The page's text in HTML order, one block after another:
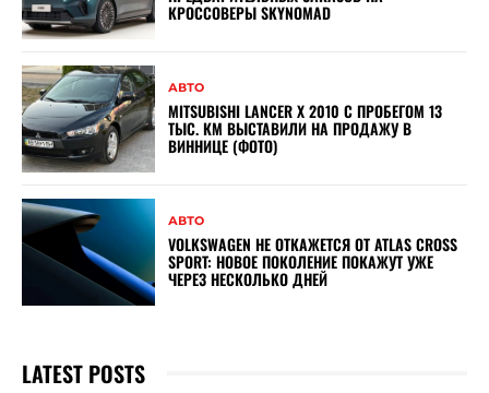
КРОССОВЕРЫ SKYNOMAD
АВТО
MITSUBISHI LANCER X 2010 С ПРОБЕГОМ 13
ТЫС. КМ ВЫСТАВИЛИ НА ПРОДАЖУ В
ВИННИЦЕ (ФОТО)
АВТО
VOLKSWAGEN НЕ ОТКАЖЕТСЯ ОТ ATLAS CROSS
SPORT: НОВОЕ ПОКОЛЕНИЕ ПОКАЖУТ УЖЕ
ЧЕРЕЗ НЕСКОЛЬКО ДНЕЙ
LATEST POSTS